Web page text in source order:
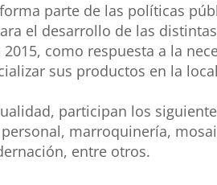
forma parte de las políticas
el desarrollo de las
2015, como respuesta a la
sus productos en la
participan los
marroquinería,
entre otros.